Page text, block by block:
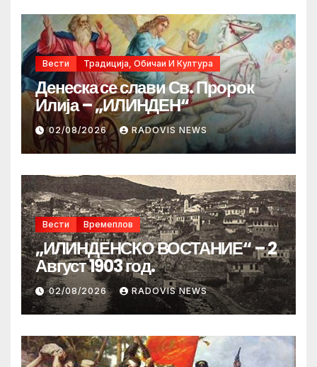
Вести Традиција, Обичаи И Култура
Денеска се слави Св. Пророк
Илија – „ИЛИНДЕН“
02/08/2026 RADOVIS NEWS
Вести Времеплов
„ИЛИНДЕНСКО ВОСТАНИЕ“ – 2
Август 1903 год.
02/08/2026 RADOVIS NEWS